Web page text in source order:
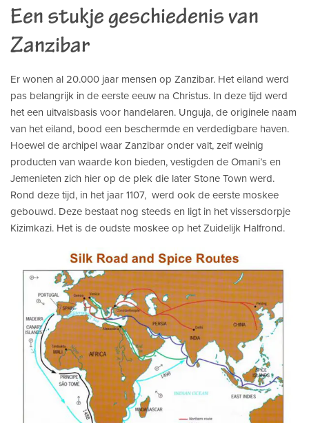
Een stukje geschiedenis van
Zanzibar
Er wonen al 20.000 jaar mensen op Zanzibar. Het eiland werd
pas belangrijk in de eerste eeuw na Christus. In deze tijd werd
het een uitvalsbasis voor handelaren. Unguja, de originele naam
van het eiland, bood een beschermde en verdedigbare haven.
Hoewel de archipel waar Zanzibar onder valt, zelf weinig
producten van waarde kon bieden, vestigden de Omani’s en
Jemenieten zich hier op de plek die later Stone Town werd.
Rond deze tijd, in het jaar 1107, werd ook de eerste moskee
gebouwd. Deze bestaat nog steeds en ligt in het vissersdorpje
Kizimkazi. Het is de oudste moskee op het Zuidelijk Halfrond.